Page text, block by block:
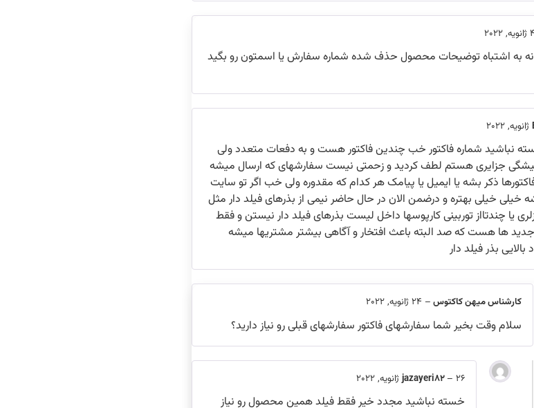
4 ژانویه, 2022
به اشتباه توضیحات محصول حذف شده شماره سفارش یا اسمتون رو بگید
نباشید شماره فاکتور خب چندین فاکتور هست و به دفعات متعدد ولی
جزایری هستم لطف کردید و زحمتی نیست سفارشهای که ارسال میشه
ذکر بشه یا ایمیل یا پیامک هر کدام که مقدوره ولی خب اگر تو سایت
خیلی خیلی بهتره و درضمن الان در حال حاضر نیمی از بذرهای فیلد دار مثل
یا چندتااز توربینی کارپوسها داخل لیست بذرهای فیلد دار نیستن و فقط
جدید ها هست که صد البته باعث افتخار و آگاهی بیشتر مشتریها میشه
بذر فیلد دار
کارشناس میهن کاکتوس– 24 ژانویه, 2022
سلام وقت بخیر شما سفارشهای فاکتور سفارشهای قبلی رو نیاز دارید؟
jazayeri82– 26 ژانویه, 2022
خسته نباشید مجدد خیر فقط فیلد همین محصول رو نیاز